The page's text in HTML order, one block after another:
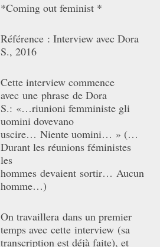
*Coming out feminist *
Référence : Interview avec Dora
S., 2016
Cette interview commence
avec une phrase de Dora
S.: «…riunioni femministe gli
uomini dovevano
uscire… Niente uomini… » (…
Durant les réunions féministes
les
hommes devaient sortir… Aucun
homme…)
On travaillera dans un premier
temps avec cette interview (sa
transcription est déjà faite), et